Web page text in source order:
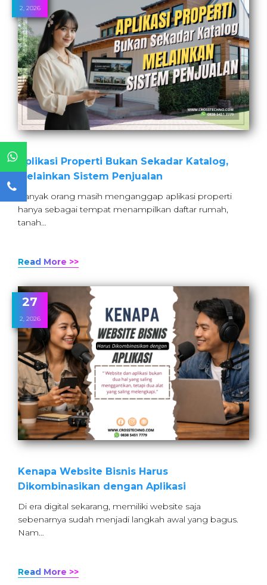
2, 2026
Aplikasi Properti Bukan Sekadar Katalog,
Melainkan Sistem Penjualan
Banyak orang masih menganggap aplikasi properti
hanya sebagai tempat menampilkan daftar rumah,
tanah…
Read More >>
27
2, 2026
Kenapa Website Bisnis Harus
Dikombinasikan dengan Aplikasi
Di era digital sekarang, memiliki website saja
sebenarnya sudah menjadi langkah awal yang bagus.
Nam…
Read More >>